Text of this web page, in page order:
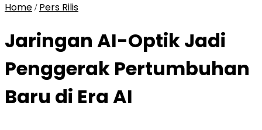
Home / Pers Rilis
Jaringan AI-Optik Jadi
Penggerak Pertumbuhan
Baru di Era AI